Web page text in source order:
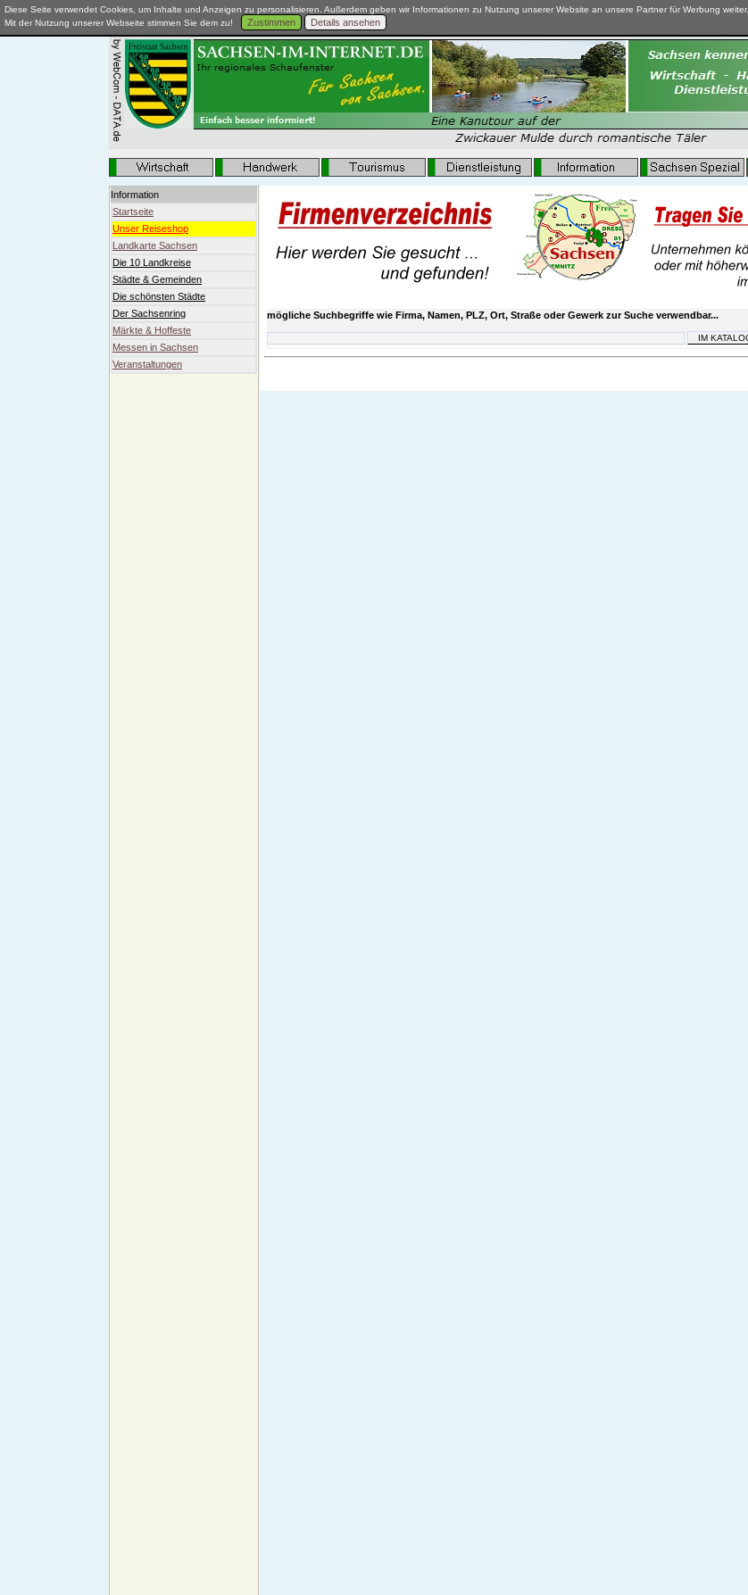
Diese Seite verwendet Cookies, um Inhalte und Anzeigen zu personalisieren. Außerdem geben wir Informationen zu Nutzung unserer Website an unsere Partner für Werbung weiter.
Mit der Nutzung unserer Webseite stimmen Sie dem zu!
Zustimmen Details ansehen
Information
Startseite
Unser Reiseshop
Landkarte Sachsen
Die 10 Landkreise
Städte & Gemeinden
Die schönsten Städte
Der Sachsenring
Märkte & Hoffeste
Messen in Sachsen
Veranstaltungen
mögliche Suchbegriffe wie Firma, Namen, PLZ, Ort, Straße oder Gewerk zur Suche verwendbar...